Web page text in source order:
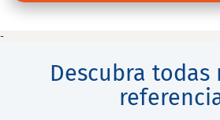
-
Descubra todas